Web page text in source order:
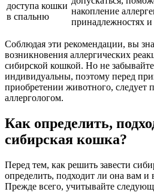
доступа кошки
в спальню
накопление
принадлежностях и
Соблюдая эти рекомендации, вы
возникновения аллергических
сибирской кошкой. Но не
индивидуальны, поэтому перед
приобретении животного, следует
аллергологом.
Как определить,
сибирская кошка?
Перед тем, как решить завести
определить, подходит ли она вам
Прежде всего, учитывайте